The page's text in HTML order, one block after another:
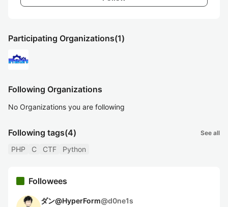
Participating Organizations(1)
Following Organizations
No Organizations you are following
Following tags(4) See all
PHP C CTF Python
Followees
ダン@HyperForm@d0ne1s